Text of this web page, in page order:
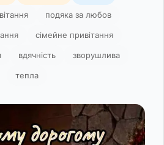
подяка за любов
сімейне привітання
вдячність зворушлива
тепла